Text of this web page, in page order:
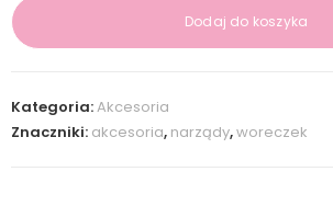
Dodaj do koszyka
Kategoria:Akcesoria
Znaczniki: akcesoria, narządy,woreczek